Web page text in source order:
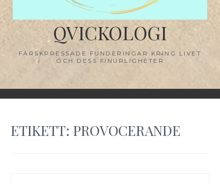
QVICKOLOGI
FÄRSKPRESSADE FUNDERINGAR KRING LIVET
OCH DESS FINURLIGHETER
ETIKETT:PROVOCERANDE